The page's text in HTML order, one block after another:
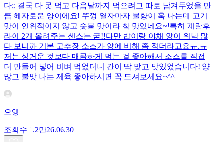
다;; 결국 다 못 먹고 다음날까지 먹으려고 따로 남겨두었을 만
큼 혜자로운 양이에요! 뚜껑 열자마자 불향이 훅 나는데 고기
맛이 인위적이지 않고 숯불 맛이라 참 맛있네요~!특히 계란후
라이 2개 올려주는 센스는 굳!! ​다만 밥이랑 야채 양이 워낙 많
다 보니까 기본 고추장 소스가 양에 비해 좀 적더라고요ㅠ.ㅠ
저는 싱거운 것보다 매콤하게 먹는 걸 좋아해서 소스를 직접
더 만들어 넣어 비벼 먹었더니 간이 딱 맞고 맛있었습니다! 양
많고 불맛 나는 제육 좋아하시면 꼭 드셔보세요~^^
으앵
조회수 1.2만26.06.30